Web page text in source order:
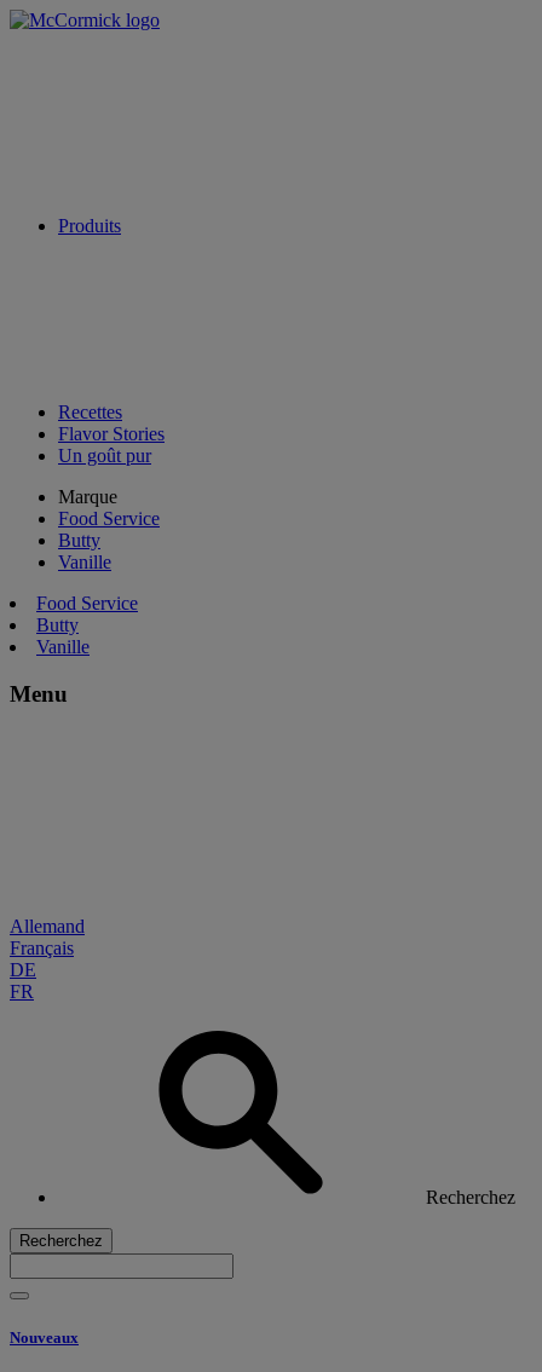
Produits
Recettes
Flavor Stories
Un goût pur
Marque
Food Service
Butty
Vanille
Food Service
Butty
Vanille
Menu
Allemand
Français
DE
FR
Recherchez
Recherchez
Nouveaux